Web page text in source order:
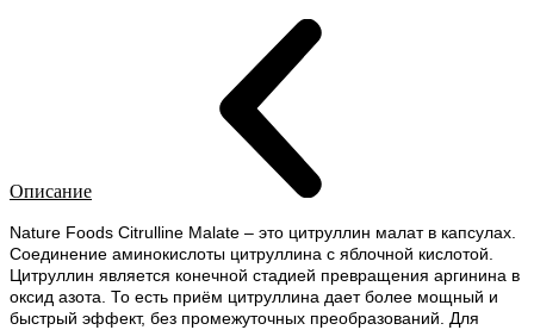
Описание
Nature Foods Citrulline Malate – это цитруллин малат в капсулах.
Соединение аминокислоты цитруллина с яблочной кислотой.
Цитруллин является конечной стадией превращения аргинина в
оксид азота. То есть приём цитруллина дает более мощный и
быстрый эффект, без промежуточных преобразований. Для